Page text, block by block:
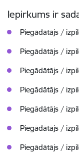
Iepirkums ir
Piegādātājs /
Piegādātājs /
Piegādātājs /
Piegādātājs /
Piegādātājs /
Piegādātājs /
Piegādātājs /